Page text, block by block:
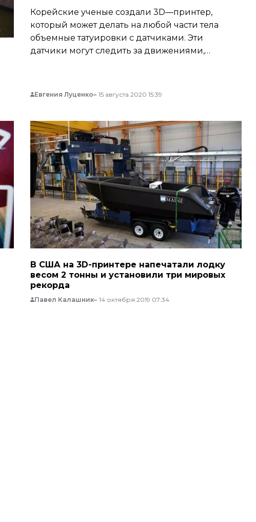
Корейские ученые создали 3D—принтер,
который может делать на любой части тела
объемные татуировки с датчиками. Эти
датчики могут следить за движениями,
Евгения Луценко 15 августа 2020 15:39
В США на 3D-принтере напечатали лодку
весом 2 тонны и установили три мировых
рекорда
Павел Калашник 14 октября 2019 07:34